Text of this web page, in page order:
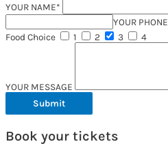
YOUR NAME*
YOUR PHONE
Food Choice
1 2 3 4
YOUR MESSAGE
Book your tickets